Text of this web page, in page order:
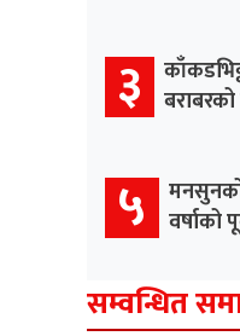
३
५
वर्षाको
सम्वन्धित